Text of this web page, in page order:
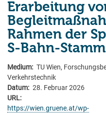
Erarbeitung
Rahmen der
S-Bahn-
Medium
TU Wien,
Verkehrstechnik
Datum
28. Februar 2026
URL
https://wien.gruene.at/wp-